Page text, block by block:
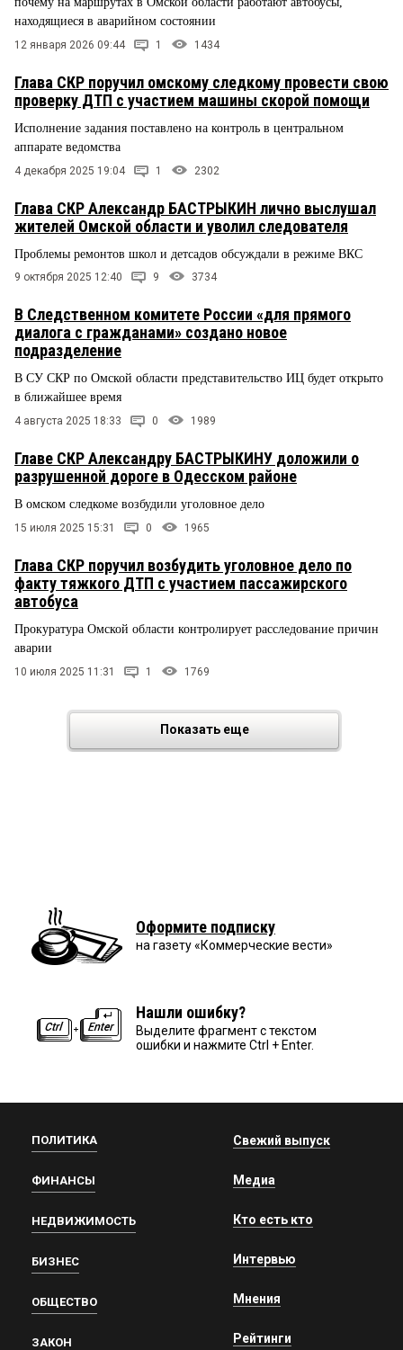
находящиеся в аварийном состоянии
12 января 2026 09:44 1 1434
Глава СКР поручил омскому следкому провести свою
проверку ДТП с участием машины скорой помощи
Исполнение задания поставлено на контроль в центральном
аппарате ведомства
4 декабря 2025 19:04 1 2302
Глава СКР Александр БАСТРЫКИН лично выслушал
жителей Омской области и уволил следователя
Проблемы ремонтов школ и детсадов обсуждали в режиме ВКС
9 октября 2025 12:40 9 3734
В Следственном комитете России «для прямого
диалога с гражданами» создано новое
подразделение
В СУ СКР по Омской области представительство ИЦ будет открыто
в ближайшее время
4 августа 2025 18:33 0 1989
Главе СКР Александру БАСТРЫКИНУ доложили о
разрушенной дороге в Одесском районе
В омском следкоме возбудили уголовное дело
15 июля 2025 15:31 0 1965
Глава СКР поручил возбудить уголовное дело по
факту тяжкого ДТП с участием пассажирского
автобуса
Прокуратура Омской области контролирует расследование причин
аварии
10 июля 2025 11:31 1 1769
Показать еще
Оформите подписку
на газету «Коммерческие вести»
Нашли ошибку?
Выделите фрагмент с текстом
ошибки и нажмите Ctrl + Enter.
ПОЛИТИКА
ФИНАНСЫ
НЕДВИЖИМОСТЬ
БИЗНЕС
ОБЩЕСТВО
ЗАКОН
Свежий выпуск
Медиа
Кто есть кто
Интервью
Мнения
Рейтинги